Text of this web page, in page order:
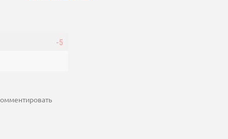
-5